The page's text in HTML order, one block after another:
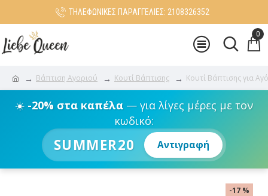
ΤΗΛΕΦΩΝΙΚΕΣ ΠΑΡΑΓΓΕΛΙΕΣ: 2108326352
0
Βάπτιση Αγοριού Κουτί Βάπτισης Κουτί Βάπτισης για
☀️ -20% στα καπέλα— για λίγες μέρες με τον
κωδικό:
SUMMER20 Αντιγραφή
-17 %